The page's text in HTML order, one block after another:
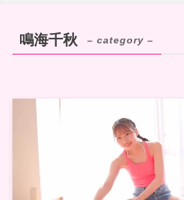
鳴海千秋 – category –